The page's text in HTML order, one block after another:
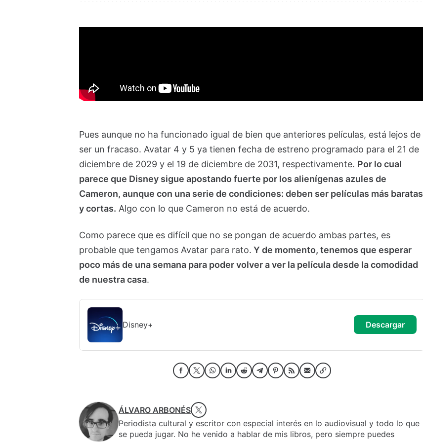
Pues aunque no ha funcionado igual de bien que anteriores películas, está lejos de
ser un fracaso. Avatar 4 y 5 ya tienen fecha de estreno programado para el 21 de
diciembre de 2029 y el 19 de diciembre de 2031, respectivamente. Por lo cual
parece que Disney sigue apostando fuerte por los alienígenas azules de
Cameron, aunque con una serie de condiciones: deben ser películas más baratas
y cortas. Algo con lo que Cameron no está de acuerdo.
Como parece que es difícil que no se pongan de acuerdo ambas partes, es
probable que tengamos Avatar para rato. Y de momento, tenemos que esperar
poco más de una semana para poder volver a ver la película desde la comodidad
de nuestra casa.
Disney+ descargar
ÁLVARO ARBONÉS
Periodista cultural y escritor con especial interés en lo audiovisual y todo lo que
se pueda jugar. No he venido a hablar de mis libros, pero siempre puedes